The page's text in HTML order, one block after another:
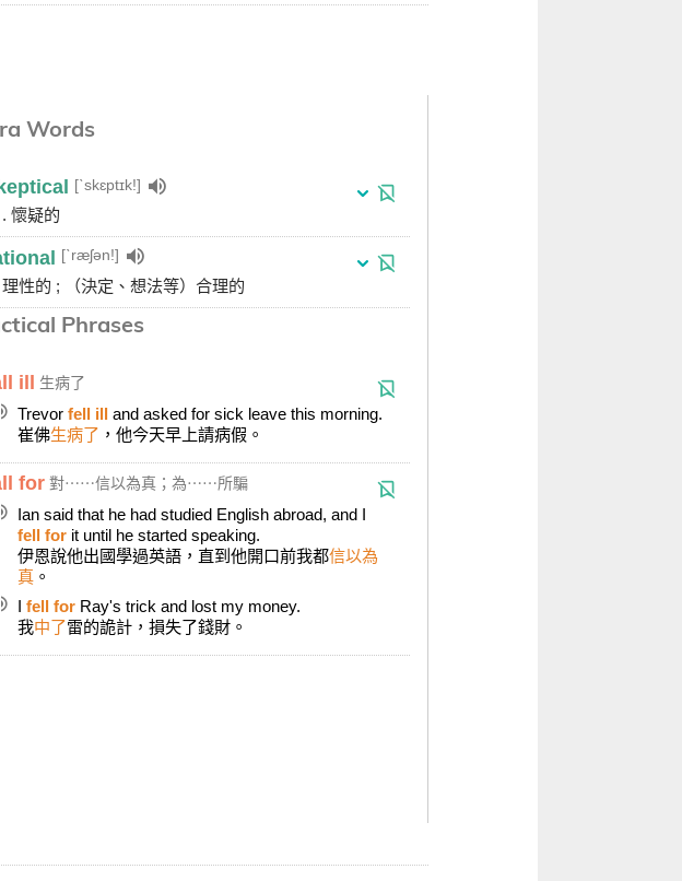
Words
[ˋskɛptɪk!]
懷疑的
[ˋræʃən!]
性的 ; （決定、想法等）合理的
Phrases
ill 生病了
Trevor fell ill and asked for sick leave this morning.
崔佛生病了 ，他今天早上請病假。
for 對⋯⋯信以為真；為⋯⋯所騙
Ian said that he had studied English abroad, and I
fell for it until he started speaking.
伊恩說他出國學過英語，直到他開口前我都信以為
真 。
I fell for Ray's trick and lost my money.
我中了雷的詭計，損失了錢財。